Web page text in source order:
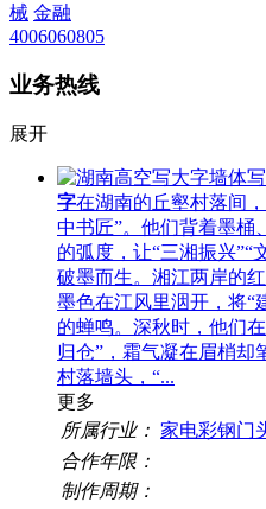
械 金融
4006060805
业务热线
展开
字在湖南的丘壑村落间
中书匠”。他们背着墨桶
的弧度，让“三湘振兴”“
破墨而生。湘江两岸的
墨色在江风里洇开，将“
的蝉鸣。深秋时，他们
归仓”，霜气凝在眉梢却
村落墙头，“...
更多
所属行业： 家电彩钢门
合作年限：
制作周期：